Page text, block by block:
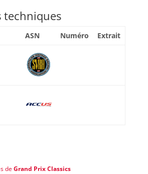
techniques
ASN Numéro Extrait
de Grand Prix Classics